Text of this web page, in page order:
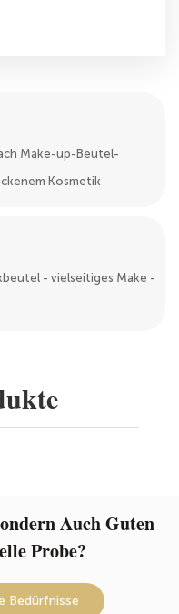
Make-up-Beutel-
Kosmetik
- vielseitiges Make -
Auch Guten
Probe?
Bedürfnisse